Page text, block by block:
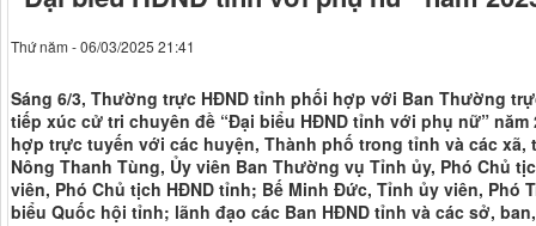
Thứ năm - 06/03/2025 21:41
Sáng 6/3, Thường trực HĐND tỉnh phối hợp với Ban Thường
tiếp xúc cử tri chuyên đề “Đại biểu HĐND tỉnh với phụ nữ”
hợp trực tuyến với các huyện, Thành phố trong tỉnh và các
Nông Thanh Tùng, Ủy viên Ban Thường vụ Tỉnh ủy, Phó Chủ
viên, Phó Chủ tịch HĐND tỉnh; Bế Minh Đức, Tỉnh ủy viên, Phó
biểu Quốc hội tỉnh; lãnh đạo các Ban HĐND tỉnh và các sở,